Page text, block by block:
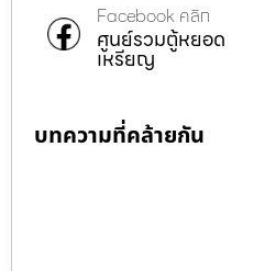
Facebook คลิก
ศูนย์รวมตู้หยอด
เหรียญ
บทความที่คล้ายกัน